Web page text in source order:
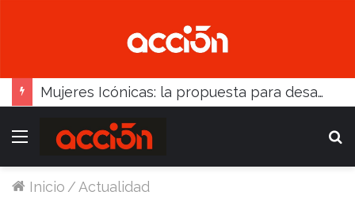
Mujeres Icónicas: la propuesta para desarrollo empresarial femenino que llega a Balcarce
Menú
Inicio /Actualidad